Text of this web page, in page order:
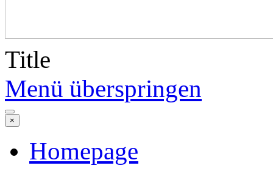
Title
Menü überspringen
×
Homepage